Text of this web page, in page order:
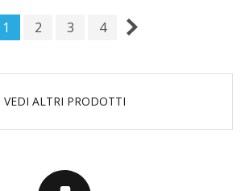
1 2 3 4
VEDI ALTRI PRODOTTI